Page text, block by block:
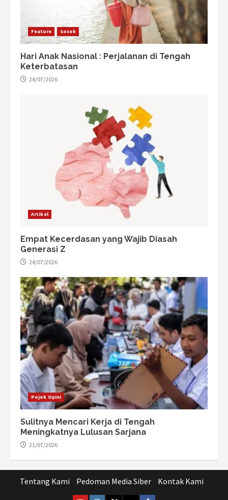
Feature Sosok
Hari Anak Nasional : Perjalanan di Tengah
Keterbatasan
24/07/2026
Artikel
Empat Kecerdasan yang Wajib Diasah
Generasi Z
24/07/2026
Pojok Opini
Sulitnya Mencari Kerja di Tengah
Meningkatnya Lulusan Sarjana
21/07/2026
Tentang Kami Pedoman Media Siber Kontak Kami